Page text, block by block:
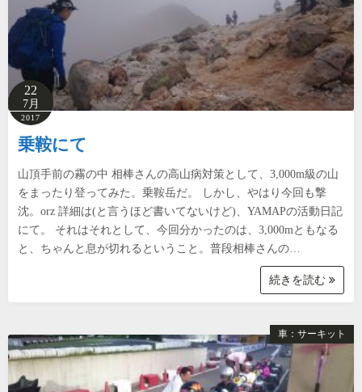
22
7月
2017
乗鞍にて
山頂手前の霧の中 相棒さんの高山病対策として、3,000m級の山
をまったり登ってみた。乗鞍岳だ。 しかし、やはり今回も撃
沈。orz 詳細は(と言うほど書いてないけど)、YAMAPの活動日記
にて。 それはそれとして、今回分かったのは、3,000mともなる
と、ちゃんと息が切れるということ。普段相棒さんの…
続きを読む
車：サーキット